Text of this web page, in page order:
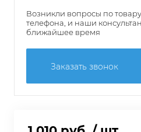
Возникли вопросы по
телефона, и наши
ближайшее время
Заказать звонок